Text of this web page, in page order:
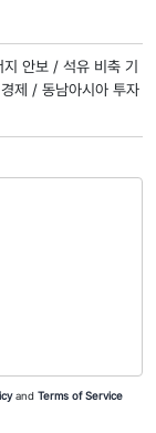
지 안보 / 석유 비축 기
제 / 동남아시아 투자
and Terms of Service